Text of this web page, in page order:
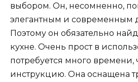
выбором. Он, несомненно,
элегантным и современным
Поэтому он обязательно
кухне. Очень прост в
потребуется много времени,
инструкцию. Она оснащена